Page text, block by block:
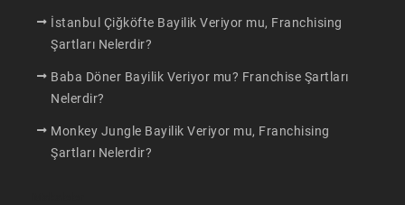
İstanbul Çiğköfte Bayilik Veriyor mu, Franchising
Şartları Nelerdir?
Baba Döner Bayilik Veriyor mu? Franchise Şartları
Nelerdir?
Monkey Jungle Bayilik Veriyor mu, Franchising
Şartları Nelerdir?